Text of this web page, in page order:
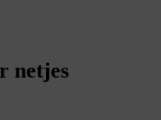
netjes